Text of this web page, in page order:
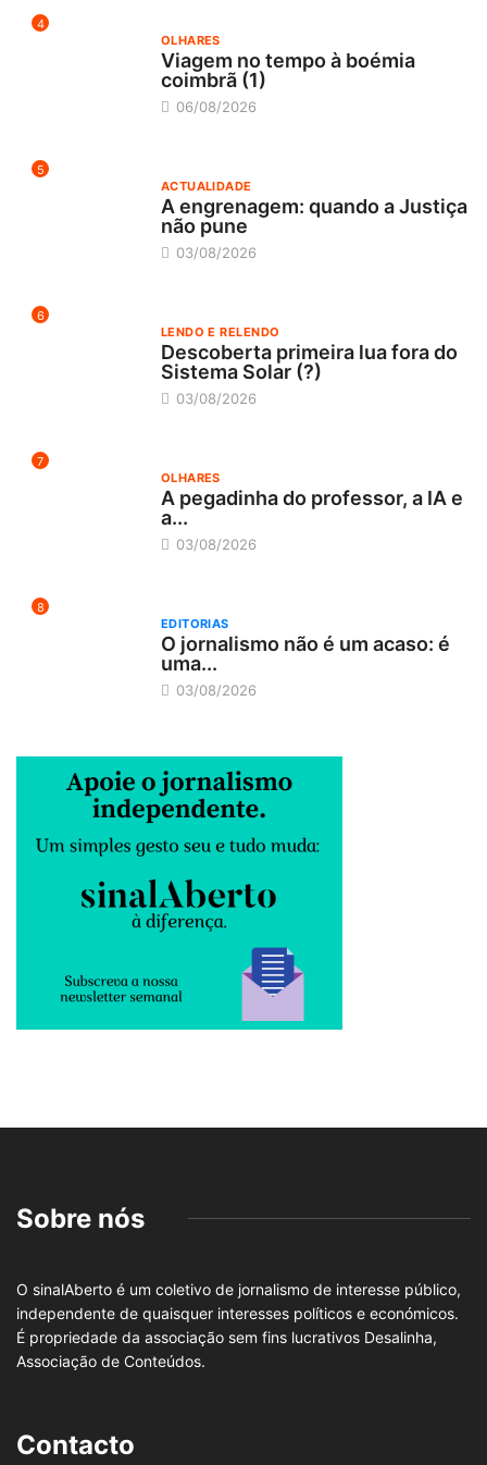
4
OLHARES
Viagem no tempo à boémia
coimbrã (1)
06/08/2026
5
ACTUALIDADE
A engrenagem: quando a Justiça
não pune
03/08/2026
6
LENDO E RELENDO
Descoberta primeira lua fora do
Sistema Solar (?)
03/08/2026
7
OLHARES
A pegadinha do professor, a IA e
a...
03/08/2026
8
EDITORIAS
O jornalismo não é um acaso: é
uma...
03/08/2026
Sobre nós
O sinalAberto é um coletivo de jornalismo de interesse público,
independente de quaisquer interesses políticos e económicos.
É propriedade da associação sem fins lucrativos Desalinha,
Associação de Conteúdos.
Contacto